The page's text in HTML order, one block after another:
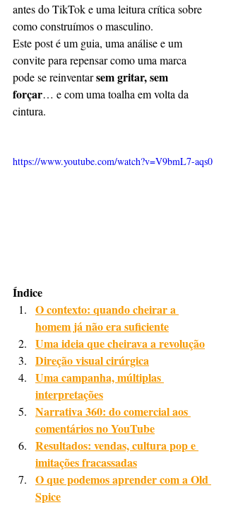
antes do TikTok e uma leitura crítica sobre
como construímos o masculino.
Este post é um guia, uma análise e um
convite para repensar como uma marca
pode se reinventar sem gritar, sem
forçar… e com uma toalha em volta da
cintura.
https://www.youtube.com/watch?v=V9bmL7-aqs0
Índice
O contexto: quando cheirar a
homem já não era suficiente
Uma ideia que cheirava a revolução
Direção visual cirúrgica
Uma campanha, múltiplas
interpretações
Narrativa 360: do comercial aos
comentários no YouTube
Resultados: vendas, cultura pop e
imitações fracassadas
O que podemos aprender com a Old
Spice